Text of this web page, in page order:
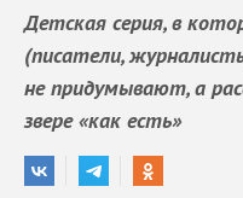
Детская серия, в
(писатели,
не придумывают, а
звере «как есть»